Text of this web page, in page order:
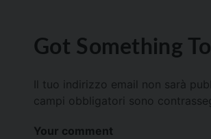
Got Something
Il tuo indirizzo email non sarà
campi obbligatori sono
Your comment